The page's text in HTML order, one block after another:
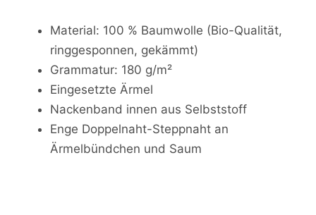
Material: 100 % Baumwolle (Bio-Qualität,
ringgesponnen, gekämmt)
Grammatur: 180 g/m²
Eingesetzte Ärmel
Nackenband innen aus Selbststoff
Enge Doppelnaht-Steppnaht an
Ärmelbündchen und Saum